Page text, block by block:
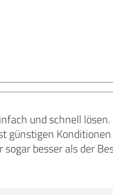
und schnell
günstigen
besser als der